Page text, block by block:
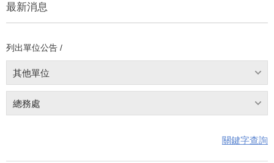
最新消息
列出單位公告 /
其他單位
總務處
關鍵字查詢